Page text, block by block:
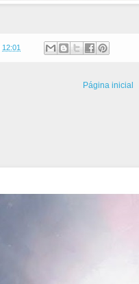
12:01
Página inicial